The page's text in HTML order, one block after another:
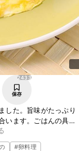
2433
保存
した。旨味がたっぷり
います。ごはんの具材
とのせて仕上げてます
いね。
#卵料理